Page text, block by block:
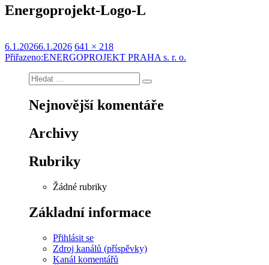
Energoprojekt-Logo-L
Publikováno:
6.1.20266.1.2026 Původní
velikost:
641 × 218
Navigace
Přiřazeno:ENERGOPROJEKT PRAHA s. r. o.
Hledat:
Hledání
Nejnovější komentáře
Archivy
Rubriky
Žádné rubriky
Základní informace
Přihlásit se
Zdroj kanálů (příspěvky)
Kanál komentářů